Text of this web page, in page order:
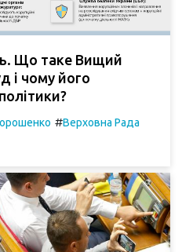
Що таке Вищий
і чому його
#Верховна Рада